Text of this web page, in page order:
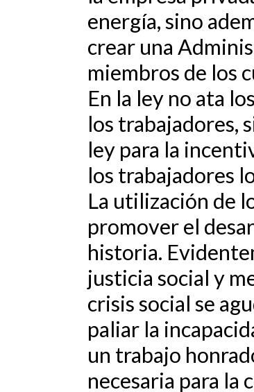
energía, sino
crear una
miembros de los
En la ley no ata
los trabajadores,
ley para la
los trabajadores
La utilización de
promover el
historia.
justicia social y
crisis social se
paliar la
un trabajo
necesaria para la